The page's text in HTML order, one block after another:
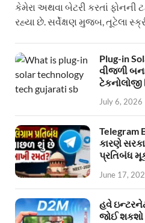
કેમેરા અથવા બેટરી કરતાં ફોનની
રહ્યા છે. સર્વેક્ષણ મુજબ, તૂટેલા
Plug-in
વીજળી
ટેકનોલોજી
July 6, 2026
Telegram
કારણે
પ્રતિબંધ
June 17,
હવે
જોઈ